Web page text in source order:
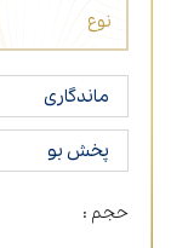
نوع
ماندگاری
پخش بو
حجم :